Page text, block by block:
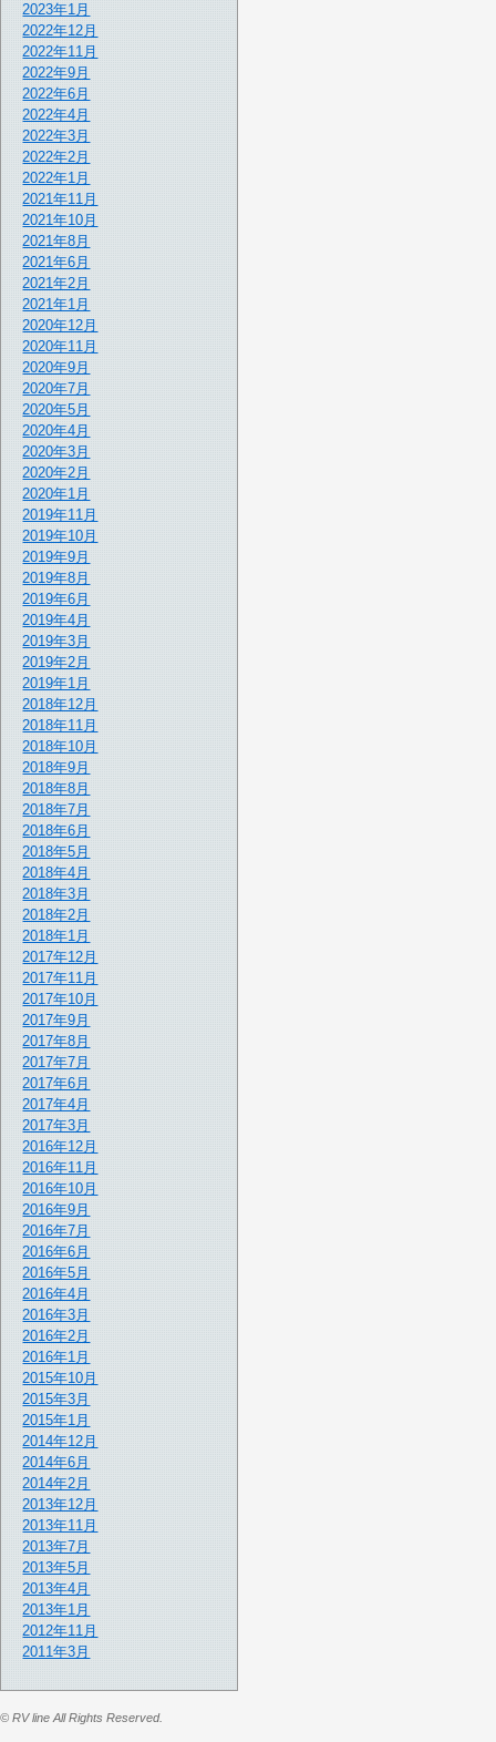
2023年1月
2022年12月
2022年11月
2022年9月
2022年6月
2022年4月
2022年3月
2022年2月
2022年1月
2021年11月
2021年10月
2021年8月
2021年6月
2021年2月
2021年1月
2020年12月
2020年11月
2020年9月
2020年7月
2020年5月
2020年4月
2020年3月
2020年2月
2020年1月
2019年11月
2019年10月
2019年9月
2019年8月
2019年6月
2019年4月
2019年3月
2019年2月
2019年1月
2018年12月
2018年11月
2018年10月
2018年9月
2018年8月
2018年7月
2018年6月
2018年5月
2018年4月
2018年3月
2018年2月
2018年1月
2017年12月
2017年11月
2017年10月
2017年9月
2017年8月
2017年7月
2017年6月
2017年4月
2017年3月
2016年12月
2016年11月
2016年10月
2016年9月
2016年7月
2016年6月
2016年5月
2016年4月
2016年3月
2016年2月
2016年1月
2015年10月
2015年3月
2015年1月
2014年12月
2014年6月
2014年2月
2013年12月
2013年11月
2013年7月
2013年5月
2013年4月
2013年1月
2012年11月
2011年3月
© RV line All Rights Reserved.